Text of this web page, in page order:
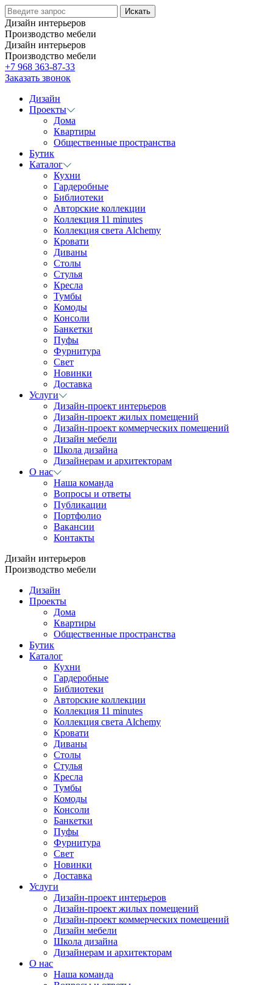
Дизайн интерьеров
Производство мебели
Дизайн интерьеров
Производство мебели
+7 968 363-87-33
Заказать звонок
Дизайн
Проекты
Дома
Квартиры
Общественные пространства
Бутик
Каталог
Кухни
Гардеробные
Библиотеки
Авторские коллекции
Коллекция 11 minutes
Коллекция света Alchemy
Кровати
Диваны
Столы
Стулья
Кресла
Тумбы
Комоды
Консоли
Банкетки
Пуфы
Фурнитура
Свет
Новинки
Доставка
Услуги
Дизайн-проект интерьеров
Дизайн-проект жилых помещений
Дизайн-проект коммерческих помещений
Дизайн мебели
Школа дизайна
Дизайнерам и архитекторам
О нас
Наша команда
Вопросы и ответы
Публикации
Портфолио
Вакансии
Контакты
Дизайн интерьеров
Производство мебели
Дизайн
Проекты
Дома
Квартиры
Общественные пространства
Бутик
Каталог
Кухни
Гардеробные
Библиотеки
Авторские коллекции
Коллекция 11 minutes
Коллекция света Alchemy
Кровати
Диваны
Столы
Стулья
Кресла
Тумбы
Комоды
Консоли
Банкетки
Пуфы
Фурнитура
Свет
Новинки
Доставка
Услуги
Дизайн-проект интерьеров
Дизайн-проект жилых помещений
Дизайн-проект коммерческих помещений
Дизайн мебели
Школа дизайна
Дизайнерам и архитекторам
О нас
Наша команда